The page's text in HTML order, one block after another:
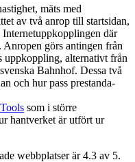
mäts med
av två anrop till startsidan,
där
Anropen görs antingen från
uppkoppling, alternativt från
Bahnhof. Dessa två
och hur pass prestanda­
som i större
hantverket är utfört ur
webbplatser är 4.3 av 5.